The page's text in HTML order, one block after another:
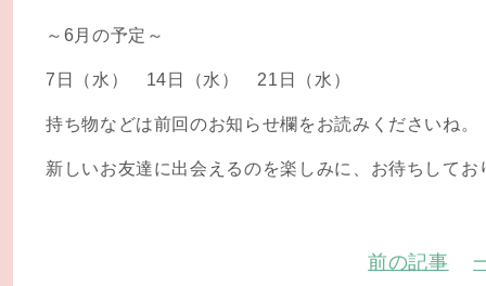
～6月の予定～
7日（水） 14日（水） 21日（水）
持ち物などは前回のお知らせ欄をお読みくださいね。
新しいお友達に出会えるのを楽しみに、お待ちしてお
前の記事